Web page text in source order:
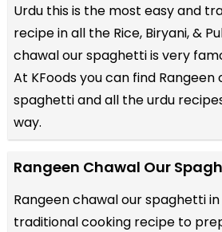
Urdu this is the most easy and
recipe in all the Rice, Biryani, &
chawal our spaghetti is very
At KFoods you can find Rangeen
spaghetti and all theurdu
way.
Rangeen Chawal Our
Rangeen chawal our spaghetti
traditional cooking recipe to